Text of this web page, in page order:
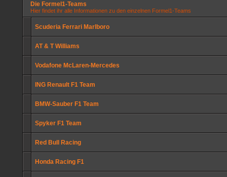
Die Formel1-Teams
Hier findet ihr alle Informationen zu den einzelnen Formel1-Teams
Scuderia Ferrari Marlboro
AT & T Williams
Vodafone McLaren-Mercedes
ING Renault F1 Team
BMW-Sauber F1 Team
Spyker F1 Team
Red Bull Racing
Honda Racing F1